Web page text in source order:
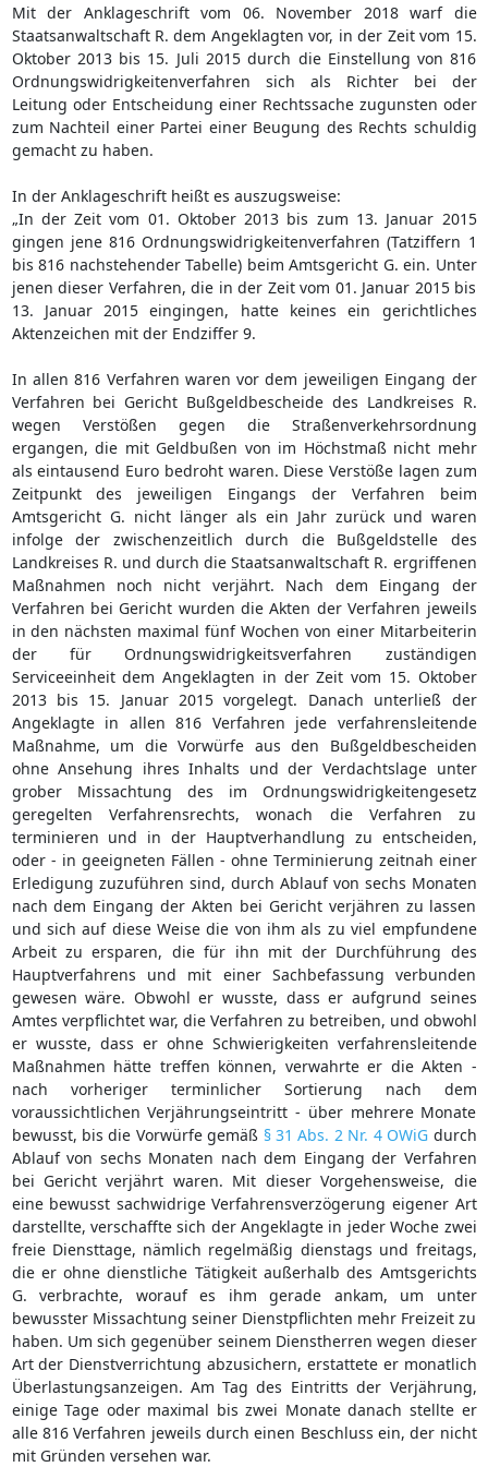
Mit der Anklageschrift vom 06. November 2018 warf die
Staatsanwaltschaft R. dem Angeklagten vor, in der Zeit vom 15.
Oktober 2013 bis 15. Juli 2015 durch die Einstellung von 816
Ordnungswidrigkeitenverfahren sich als Richter bei der
Leitung oder Entscheidung einer Rechtssache zugunsten oder
zum Nachteil einer Partei einer Beugung des Rechts schuldig
gemacht zu haben.
In der Anklageschrift heißt es auszugsweise:
„In der Zeit vom 01. Oktober 2013 bis zum 13. Januar 2015
gingen jene 816 Ordnungswidrigkeitenverfahren (Tatziffern 1
bis 816 nachstehender Tabelle) beim Amtsgericht G. ein. Unter
jenen dieser Verfahren, die in der Zeit vom 01. Januar 2015 bis
13. Januar 2015 eingingen, hatte keines ein gerichtliches
Aktenzeichen mit der Endziffer 9.
In allen 816 Verfahren waren vor dem jeweiligen Eingang der
Verfahren bei Gericht Bußgeldbescheide des Landkreises R.
wegen Verstößen gegen die Straßenverkehrsordnung
ergangen, die mit Geldbußen von im Höchstmaß nicht mehr
als eintausend Euro bedroht waren. Diese Verstöße lagen zum
Zeitpunkt des jeweiligen Eingangs der Verfahren beim
Amtsgericht G. nicht länger als ein Jahr zurück und waren
infolge der zwischenzeitlich durch die Bußgeldstelle des
Landkreises R. und durch die Staatsanwaltschaft R. ergriffenen
Maßnahmen noch nicht verjährt. Nach dem Eingang der
Verfahren bei Gericht wurden die Akten der Verfahren jeweils
in den nächsten maximal fünf Wochen von einer Mitarbeiterin
der für Ordnungswidrigkeitsverfahren zuständigen
Serviceeinheit dem Angeklagten in der Zeit vom 15. Oktober
2013 bis 15. Januar 2015 vorgelegt. Danach unterließ der
Angeklagte in allen 816 Verfahren jede verfahrensleitende
Maßnahme, um die Vorwürfe aus den Bußgeldbescheiden
ohne Ansehung ihres Inhalts und der Verdachtslage unter
grober Missachtung des im Ordnungswidrigkeitengesetz
geregelten Verfahrensrechts, wonach die Verfahren zu
terminieren und in der Hauptverhandlung zu entscheiden,
oder - in geeigneten Fällen - ohne Terminierung zeitnah einer
Erledigung zuzuführen sind, durch Ablauf von sechs Monaten
nach dem Eingang der Akten bei Gericht verjähren zu lassen
und sich auf diese Weise die von ihm als zu viel empfundene
Arbeit zu ersparen, die für ihn mit der Durchführung des
Hauptverfahrens und mit einer Sachbefassung verbunden
gewesen wäre. Obwohl er wusste, dass er aufgrund seines
Amtes verpflichtet war, die Verfahren zu betreiben, und obwohl
er wusste, dass er ohne Schwierigkeiten verfahrensleitende
Maßnahmen hätte treffen können, verwahrte er die Akten -
nach vorheriger terminlicher Sortierung nach dem
voraussichtlichen Verjährungseintritt - über mehrere Monate
bewusst, bis die Vorwürfe gemäß § 31 Abs. 2 Nr. 4 OWiG durch
Ablauf von sechs Monaten nach dem Eingang der Verfahren
bei Gericht verjährt waren. Mit dieser Vorgehensweise, die
eine bewusst sachwidrige Verfahrensverzögerung eigener Art
darstellte, verschaffte sich der Angeklagte in jeder Woche zwei
freie Diensttage, nämlich regelmäßig dienstags und freitags,
die er ohne dienstliche Tätigkeit außerhalb des Amtsgerichts
G. verbrachte, worauf es ihm gerade ankam, um unter
bewusster Missachtung seiner Dienstpflichten mehr Freizeit zu
haben. Um sich gegenüber seinem Dienstherren wegen dieser
Art der Dienstverrichtung abzusichern, erstattete er monatlich
Überlastungsanzeigen. Am Tag des Eintritts der Verjährung,
einige Tage oder maximal bis zwei Monate danach stellte er
alle 816 Verfahren jeweils durch einen Beschluss ein, der nicht
mit Gründen versehen war.